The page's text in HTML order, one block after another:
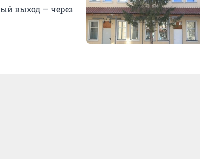
выход — через